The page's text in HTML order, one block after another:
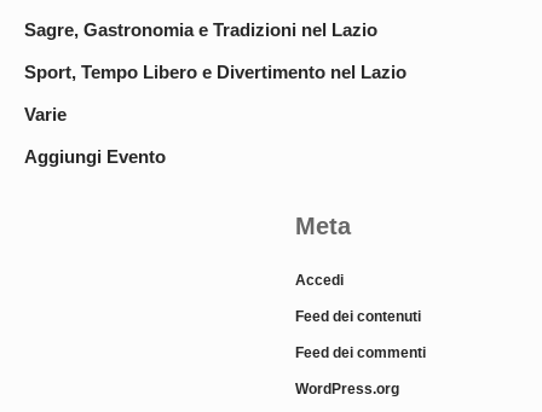
Sagre, Gastronomia e Tradizioni nel Lazio
Sport, Tempo Libero e Divertimento nel Lazio
Varie
Aggiungi Evento
Meta
Accedi
Feed dei contenuti
Feed dei commenti
WordPress.org